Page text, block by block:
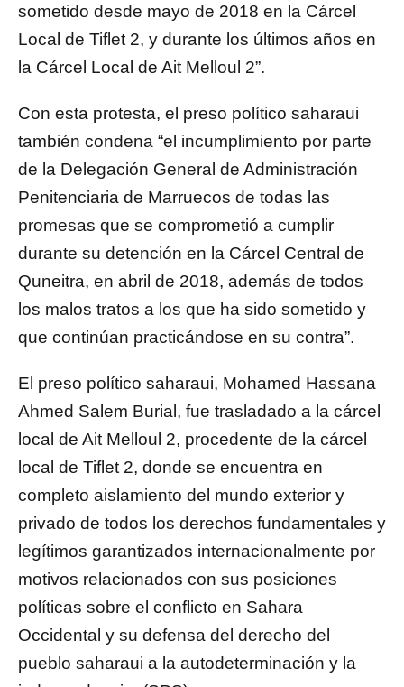
sometido desde mayo de 2018 en la Cárcel
Local de Tiflet 2, y durante los últimos años en
la Cárcel Local de Ait Melloul 2”.
Con esta protesta, el preso político saharaui
también condena “el incumplimiento por parte
de la Delegación General de Administración
Penitenciaria de Marruecos de todas las
promesas que se comprometió a cumplir
durante su detención en la Cárcel Central de
Quneitra, en abril de 2018, además de todos
los malos tratos a los que ha sido sometido y
que continúan practicándose en su contra”.
El preso político saharaui, Mohamed Hassana
Ahmed Salem Burial, fue trasladado a la cárcel
local de Ait Melloul 2, procedente de la cárcel
local de Tiflet 2, donde se encuentra en
completo aislamiento del mundo exterior y
privado de todos los derechos fundamentales y
legítimos garantizados internacionalmente por
motivos relacionados con sus posiciones
políticas sobre el conflicto en Sahara
Occidental y su defensa del derecho del
pueblo saharaui a la autodeterminación y la